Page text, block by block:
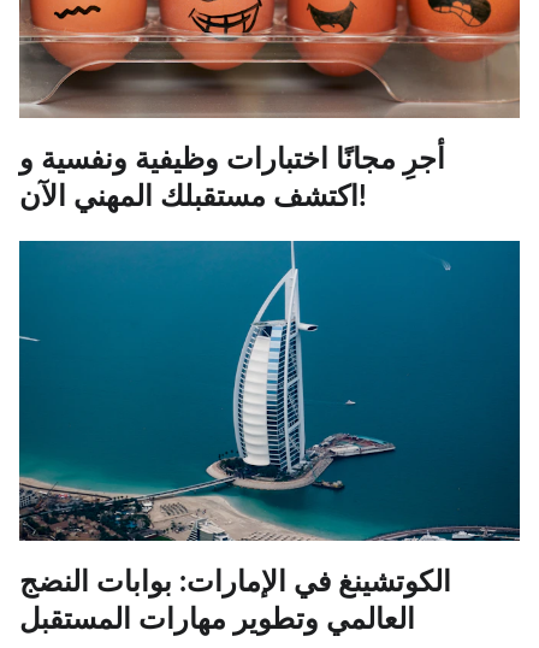
أجرِ مجانًا اختبارات وظيفية ونفسية و
اكتشف مستقبلك المهني الآن!
الكوتشينغ في الإمارات: بوابات النضج
العالمي وتطوير مهارات المستقبل